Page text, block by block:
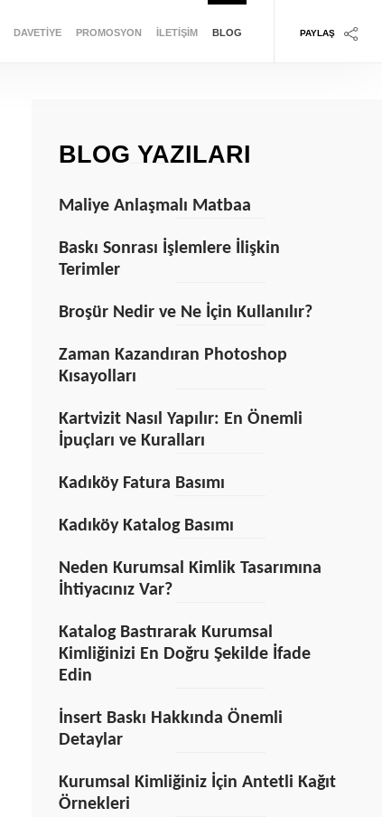
PAYLAŞ
DAVETIYE PROMOSYON İLETIŞIM BLOG
BLOG YAZILARI
Maliye Anlaşmalı Matbaa
Baskı Sonrası İşlemlere İlişkin
Terimler
Broşür Nedir ve Ne İçin Kullanılır?
Zaman Kazandıran Photoshop
Kısayolları
Kartvizit Nasıl Yapılır: En Önemli
İpuçları ve Kuralları
Kadıköy Fatura Basımı
Kadıköy Katalog Basımı
Neden Kurumsal Kimlik Tasarımına
İhtiyacınız Var?
Katalog Bastırarak Kurumsal
Kimliğinizi En Doğru Şekilde İfade
Edin
İnsert Baskı Hakkında Önemli
Detaylar
Kurumsal Kimliğiniz İçin Antetli Kağıt
Örnekleri